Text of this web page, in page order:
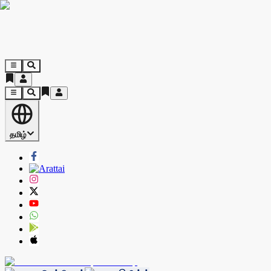
தமிழ்